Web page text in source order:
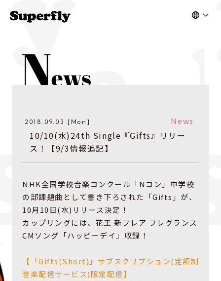
2018.09.03 [Mon] News
​10/10(水)24th Single『Gifts』リリー
ス！【9/3情報追記】
NHK全国学校音楽コンクール「Nコン」中学校
の部課題曲として書き下ろされた「Gifts」が、
10月10日(水)リリース決定！
カップリングには、花王 新フレア フレグランス
CMソング「ハッピーデイ」収録！
【「Gifts(Short)」 サブスクリプション(定額制
音楽配信サービス)限定配信】